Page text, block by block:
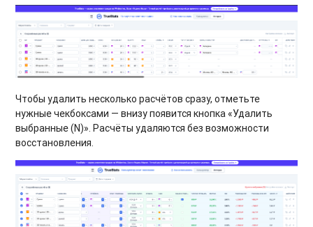
Чтобы удалить несколько расчётов сразу, отметьте
нужные чекбоксами — внизу появится кнопка «Удалить
выбранные (N)». Расчёты удаляются без возможности
восстановления.